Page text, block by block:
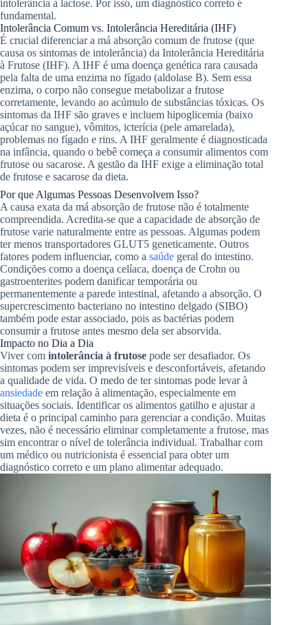
intolerância à lactose. Por isso, um diagnóstico correto é
fundamental.
Intolerância Comum vs. Intolerância Hereditária (IHF)
É crucial diferenciar a má absorção comum de frutose (que
causa os sintomas de intolerância) da Intolerância Hereditária
à Frutose (IHF). A IHF é uma doença genética rara causada
pela falta de uma enzima no fígado (aldolase B). Sem essa
enzima, o corpo não consegue metabolizar a frutose
corretamente, levando ao acúmulo de substâncias tóxicas. Os
sintomas da IHF são graves e incluem hipoglicemia (baixo
açúcar no sangue), vômitos, icterícia (pele amarelada),
problemas no fígado e rins. A IHF geralmente é diagnosticada
na infância, quando o bebê começa a consumir alimentos com
frutose ou sacarose. A gestão da IHF exige a eliminação total
de frutose e sacarose da dieta.
Por que Algumas Pessoas Desenvolvem Isso?
A causa exata da má absorção de frutose não é totalmente
compreendida. Acredita-se que a capacidade de absorção de
frutose varie naturalmente entre as pessoas. Algumas podem
ter menos transportadores GLUT5 geneticamente. Outros
fatores podem influenciar, como a saúde geral do intestino.
Condições como a doença celíaca, doença de Crohn ou
gastroenterites podem danificar temporária ou
permanentemente a parede intestinal, afetando a absorção. O
supercrescimento bacteriano no intestino delgado (SIBO)
também pode estar associado, pois as bactérias podem
consumir a frutose antes mesmo dela ser absorvida.
Impacto no Dia a Dia
Viver com intolerância à frutose pode ser desafiador. Os
sintomas podem ser imprevisíveis e desconfortáveis, afetando
a qualidade de vida. O medo de ter sintomas pode levar à
ansiedade em relação à alimentação, especialmente em
situações sociais. Identificar os alimentos gatilho e ajustar a
dieta é o principal caminho para gerenciar a condição. Muitas
vezes, não é necessário eliminar completamente a frutose, mas
sim encontrar o nível de tolerância individual. Trabalhar com
um médico ou nutricionista é essencial para obter um
diagnóstico correto e um plano alimentar adequado.